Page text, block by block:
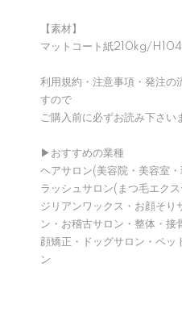
【素材】
マットコート紙210kg/
利用規約・注意事項・発注の
すので
ご購入前に必ずお読み下さい
▶︎おすすめの業種
ヘアサロン(美容院・美容室
ラッシュサロン(まつ毛エク
ジリアンワックス・お顔そり
ン・お稽古サロン・整体・接
顔矯正・ドッグサロン・ペッ
ン